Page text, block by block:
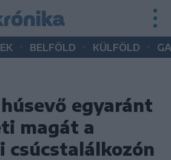
BELFÖLD KÜLFÖLD
egyaránt
magát a
csúcstalálkozón